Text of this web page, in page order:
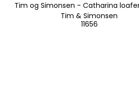
Tim og Simonsen - Catharina
Tim & Simonsen
11656